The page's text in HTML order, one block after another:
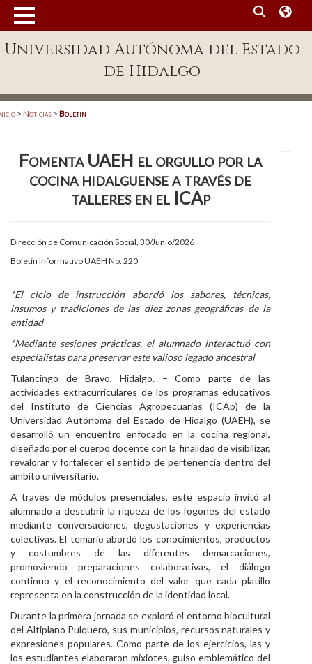
Enlaces
Patronato
Acreditación Internacional
Aspirantes
Personal
Alumni
Visitantes
Universidad Autónoma del Estado
de Hidalgo
> Noticias > Boletín
Fomenta UAEH el orgullo por la
cocina hidalguense a través de
talleres en el ICAp
Dirección de Comunicación Social, 30/Junio/2026
Boletín Informativo UAEH No. 220
*El ciclo de instrucción abordó los sabores, técnicas,
insumos y tradiciones de las diez zonas geográficas de la
entidad
*Mediante sesiones prácticas, el alumnado interactuó con
especialistas para preservar este valioso legado ancestral
Tulancingo de Bravo, Hidalgo. – Como parte de las
actividades extracurriculares de los programas educativos
del Instituto de Ciencias Agropecuarias (ICAp) de la
Universidad Autónoma del Estado de Hidalgo (UAEH), se
desarrolló un encuentro enfocado en la cocina regional,
diseñado por el cuerpo docente con la finalidad de visibilizar,
revalorar y fortalecer el sentido de pertenencia dentro del
ámbito universitario.
A través de módulos presenciales, este espacio invitó al
alumnado a descubrir la riqueza de los fogones del estado
mediante conversaciones, degustaciones y experiencias
colectivas. El temario abordó los conocimientos, productos
y costumbres de las diferentes demarcaciones,
promoviendo preparaciones colaborativas, el diálogo
continuo y el reconocimiento del valor que cada platillo
representa en la construcción de la identidad local.
Durante la primera jornada se exploró el entorno biocultural
del Altiplano Pulquero, sus municipios, recursos naturales y
expresiones populares. Como parte de los ejercicios, las y
los estudiantes elaboraron mixiotes, guiso emblemático del